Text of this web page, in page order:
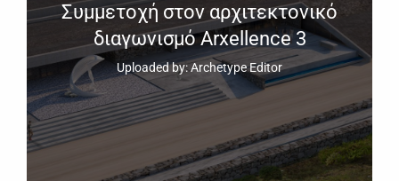
Συμμετοχή στον αρχιτεκτονικό
διαγωνισμό Arxellence 3
Uploaded by: Archetype Editor